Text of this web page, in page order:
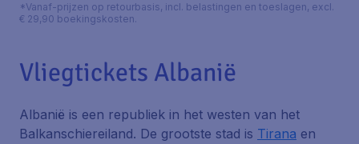
*Vanaf-prijzen op retourbasis, incl. belastingen en toeslagen, excl.
€ 29,90 boekingskosten.
Vliegtickets Albanië
Albanië is een republiek in het westen van het
Balkanschiereiland. De grootste stad is Tirana en